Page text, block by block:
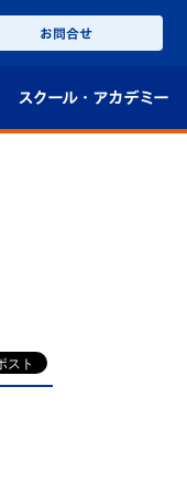
お問合せ
スクール・ アカデミー
スクール